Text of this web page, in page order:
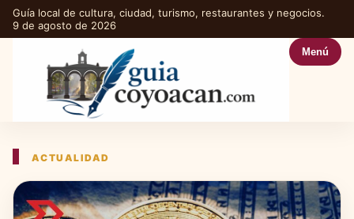
Guía local de cultura, ciudad, turismo, restaurantes y negocios.
9 de agosto de 2026
Menú
ACTUALIDAD